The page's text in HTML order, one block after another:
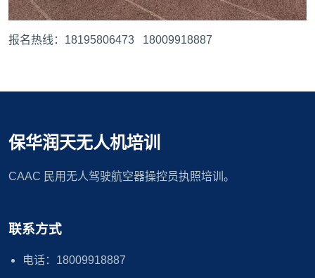
报名热线：18195806473 18009918887
保华润天无人机培训
CAAC 民用无人驾驶航空器操控员执照培训。
联系方式
电话：18009918887